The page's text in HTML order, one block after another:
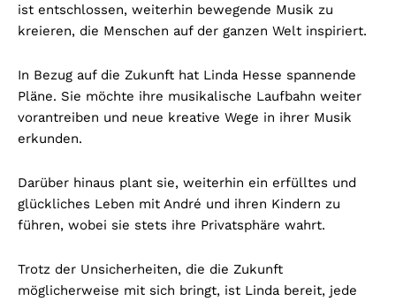
ist entschlossen, weiterhin bewegende Musik zu
kreieren, die Menschen auf der ganzen Welt inspiriert.
In Bezug auf die Zukunft hat Linda Hesse spannende
Pläne. Sie möchte ihre musikalische Laufbahn weiter
vorantreiben und neue kreative Wege in ihrer Musik
erkunden.
Darüber hinaus plant sie, weiterhin ein erfülltes und
glückliches Leben mit André und ihren Kindern zu
führen, wobei sie stets ihre Privatsphäre wahrt.
Trotz der Unsicherheiten, die die Zukunft
möglicherweise mit sich bringt, ist Linda bereit, jede